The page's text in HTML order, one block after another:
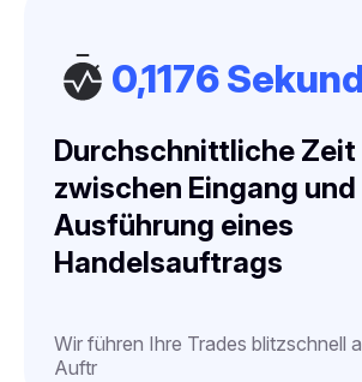
0,1176
Durchschnittliche Zeit
zwischen Eingang und
Ausführung eines
Handelsauftrags
Wir führen Ihre Trades blitzschnell
Auftr